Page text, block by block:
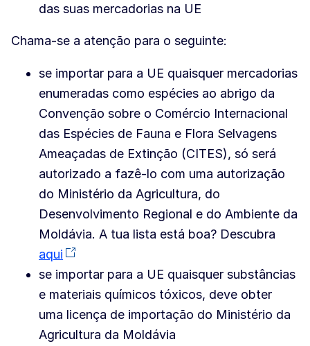
das suas mercadorias na UE
Chama-se a atenção para o seguinte:
se importar para a UE quaisquer mercadorias
enumeradas como espécies ao abrigo da
Convenção sobre o Comércio Internacional
das Espécies de Fauna e Flora Selvagens
Ameaçadas de Extinção (CITES), só será
autorizado a fazê-lo com uma autorização
do Ministério da Agricultura, do
Desenvolvimento Regional e do Ambiente da
Moldávia. A tua lista está boa? Descubra
aqui
se importar para a UE quaisquer substâncias
e materiais químicos tóxicos, deve obter
uma licença de importação do Ministério da
Agricultura da Moldávia